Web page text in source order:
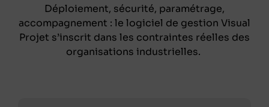
Déploiement, sécurité, paramétrage,
accompagnement : le logiciel de gestion Visual
Projet s’inscrit dans les contraintes réelles des
organisations industrielles.